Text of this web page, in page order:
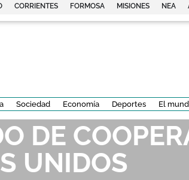
CORRIENTES FORMOSA MISIONES NEA
Sociedad Economía Deportes El
DE
UNIDOS